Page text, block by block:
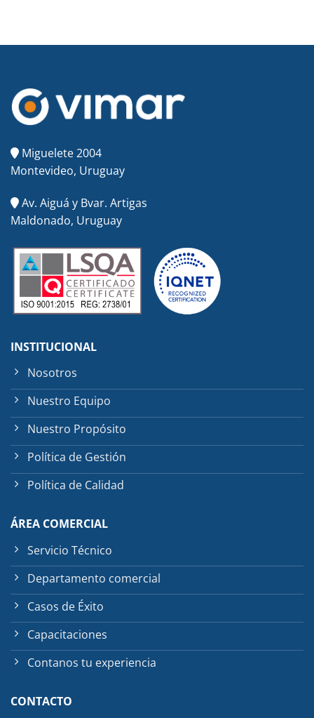
Miguelete 2004
Montevideo, Uruguay
Av. Aiguá y Bvar. Artigas
Maldonado, Uruguay
INSTITUCIONAL
Nosotros
Nuestro Equipo
Nuestro Propósito
Política de Gestión
Política de Calidad
ÁREA COMERCIAL
Servicio Técnico
Departamento comercial
Casos de Éxito
Capacitaciones
Contanos tu experiencia
CONTACTO